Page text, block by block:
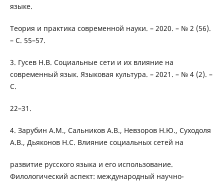
языке.
Теория и практика современной науки. – 2020. – № 2 (56).
– С. 55–57.
3. Гусев Н.В. Социальные сети и их влияние на
современный язык. Языковая культура. – 2021. – № 4 (2). –
С.
22–31.
4. Зарубин А.М., Сальников А.В., Невзоров Н.Ю., Суходоля
А.В., Дьяконов Н.С. Влияние социальных сетей на
развитие русского языка и его использование.
Филологический аспект: международный научно-